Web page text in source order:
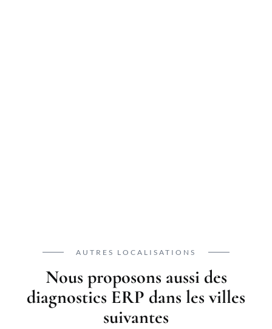
AUTRES LOCALISATIONS
Nous proposons aussi des
diagnostics ERP dans les villes
suivantes